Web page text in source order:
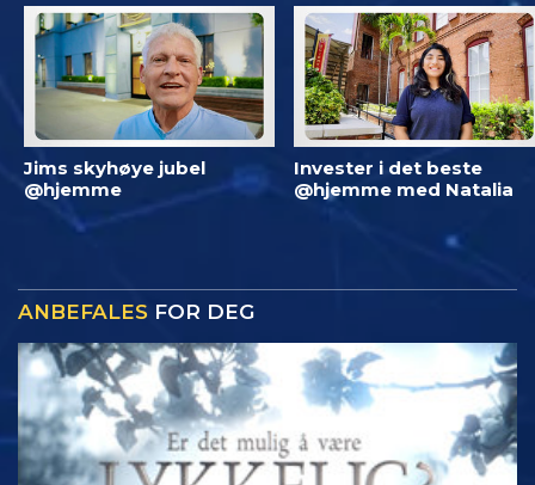
Jims skyhøye jubel
@hjemme
Invester i det beste
@hjemme med Natalia
ANBEFALES FOR DEG